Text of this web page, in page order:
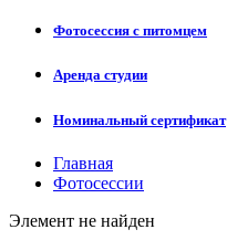
Фотосессия с питомцем
Аренда студии
Номинальный сертификат
Главная
Фотосессии
Элемент не найден